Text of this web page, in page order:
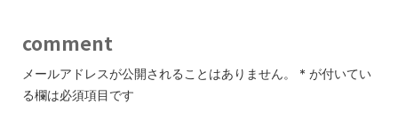
comment
メールアドレスが公開されることはありません。 * が付いてい
る欄は必須項目です